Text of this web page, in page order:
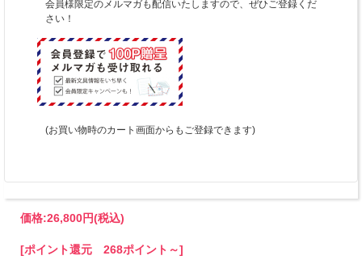
会員様限定のメルマガも配信いたしますので、ぜひご登録くだ
さい！
(お買い物時のカート画面からもご登録できます)
価格:26,800円(税込)
[ポイント還元 268ポイント～]